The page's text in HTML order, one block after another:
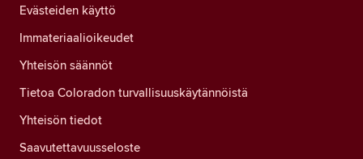
Evästeiden käyttö
Immateriaalioikeudet
Yhteisön säännöt
Tietoa Coloradon turvallisuuskäytännöistä
Yhteisön tiedot
Saavutettavuusseloste